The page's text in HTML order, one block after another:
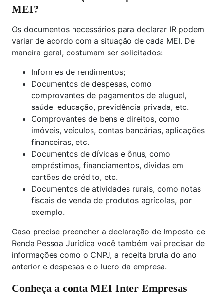
MEI?
Os documentos necessários para declarar IR podem
variar de acordo com a situação de cada MEI. De
maneira geral, costumam ser solicitados:
Informes de rendimentos;
Documentos de despesas, como
comprovantes de pagamentos de aluguel,
saúde, educação, previdência privada, etc.
Comprovantes de bens e direitos, como
imóveis, veículos, contas bancárias, aplicações
financeiras, etc.
Documentos de dívidas e ônus, como
empréstimos, financiamentos, dívidas em
cartões de crédito, etc.
Documentos de atividades rurais, como notas
fiscais de venda de produtos agrícolas, por
exemplo.
Caso precise preencher a declaração de Imposto de
Renda Pessoa Jurídica você também vai precisar de
informações como o CNPJ, a receita bruta do ano
anterior e despesas e o lucro da empresa.
Conheça a conta MEI Inter Empresas